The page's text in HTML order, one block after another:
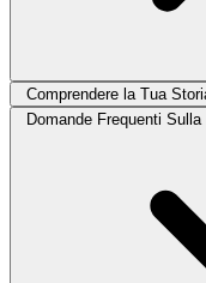
Comprendere la Tua
Domande Frequenti